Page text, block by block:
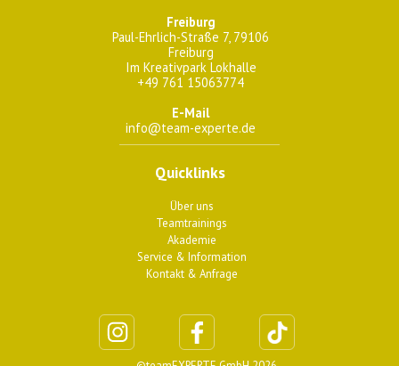
Freiburg
Paul-Ehrlich-Straße 7, 79106
Freiburg
Im Kreativpark Lokhalle
+49 761 15063774
E-Mail
info@team-experte.de
Quicklinks
Über uns
Teamtrainings
Akademie
Service & Information
Kontakt & Anfrage